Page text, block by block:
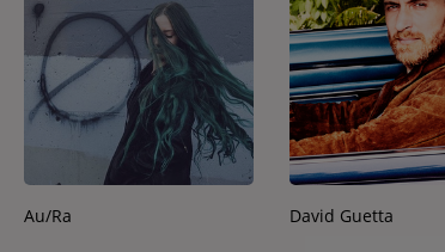
Au/Ra David Guetta